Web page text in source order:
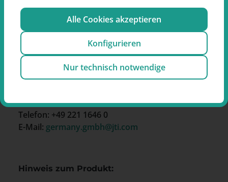
Hersteller
JTI Germany GmbH
Peter-Huppertz-Straße 11
Telefon: +49 221 1646 0
E-Mail: germany.gmbh@jti.com
Hinweis zum Produkt:
Alle Cookies akzeptieren
Konfigurieren
Nur technisch notwendige